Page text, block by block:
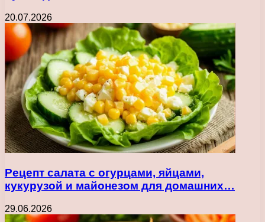
20.07.2026
Рецепт салата с огурцами, яйцами,
кукурузой и майонезом для домашних…
29.06.2026